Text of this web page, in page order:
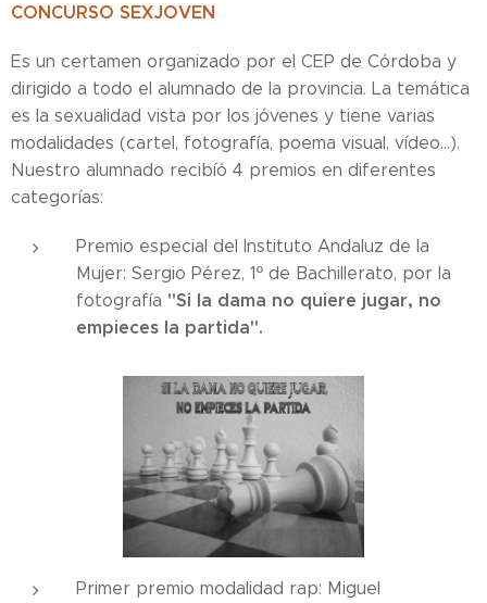
CONCURSO SEXJOVEN
Es un certamen organizado por el CEP de Córdoba y
dirigido a todo el alumnado de la provincia. La temática
es la sexualidad vista por los jóvenes y tiene varias
modalidades (cartel, fotografía, poema visual, vídeo...).
Nuestro alumnado recibíó 4 premios en diferentes
categorías:
Premio especial del Instituto Andaluz de la
Mujer: Sergio Pérez, 1º de Bachillerato, por la
fotografía "Si la dama no quiere jugar, no
empieces la partida".
Primer premio modalidad rap: Miguel